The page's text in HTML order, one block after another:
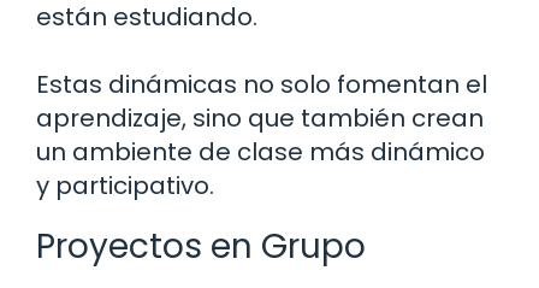
están estudiando.
Estas dinámicas no solo fomentan el
aprendizaje, sino que también crean
un ambiente de clase más dinámico
y participativo.
Proyectos en Grupo